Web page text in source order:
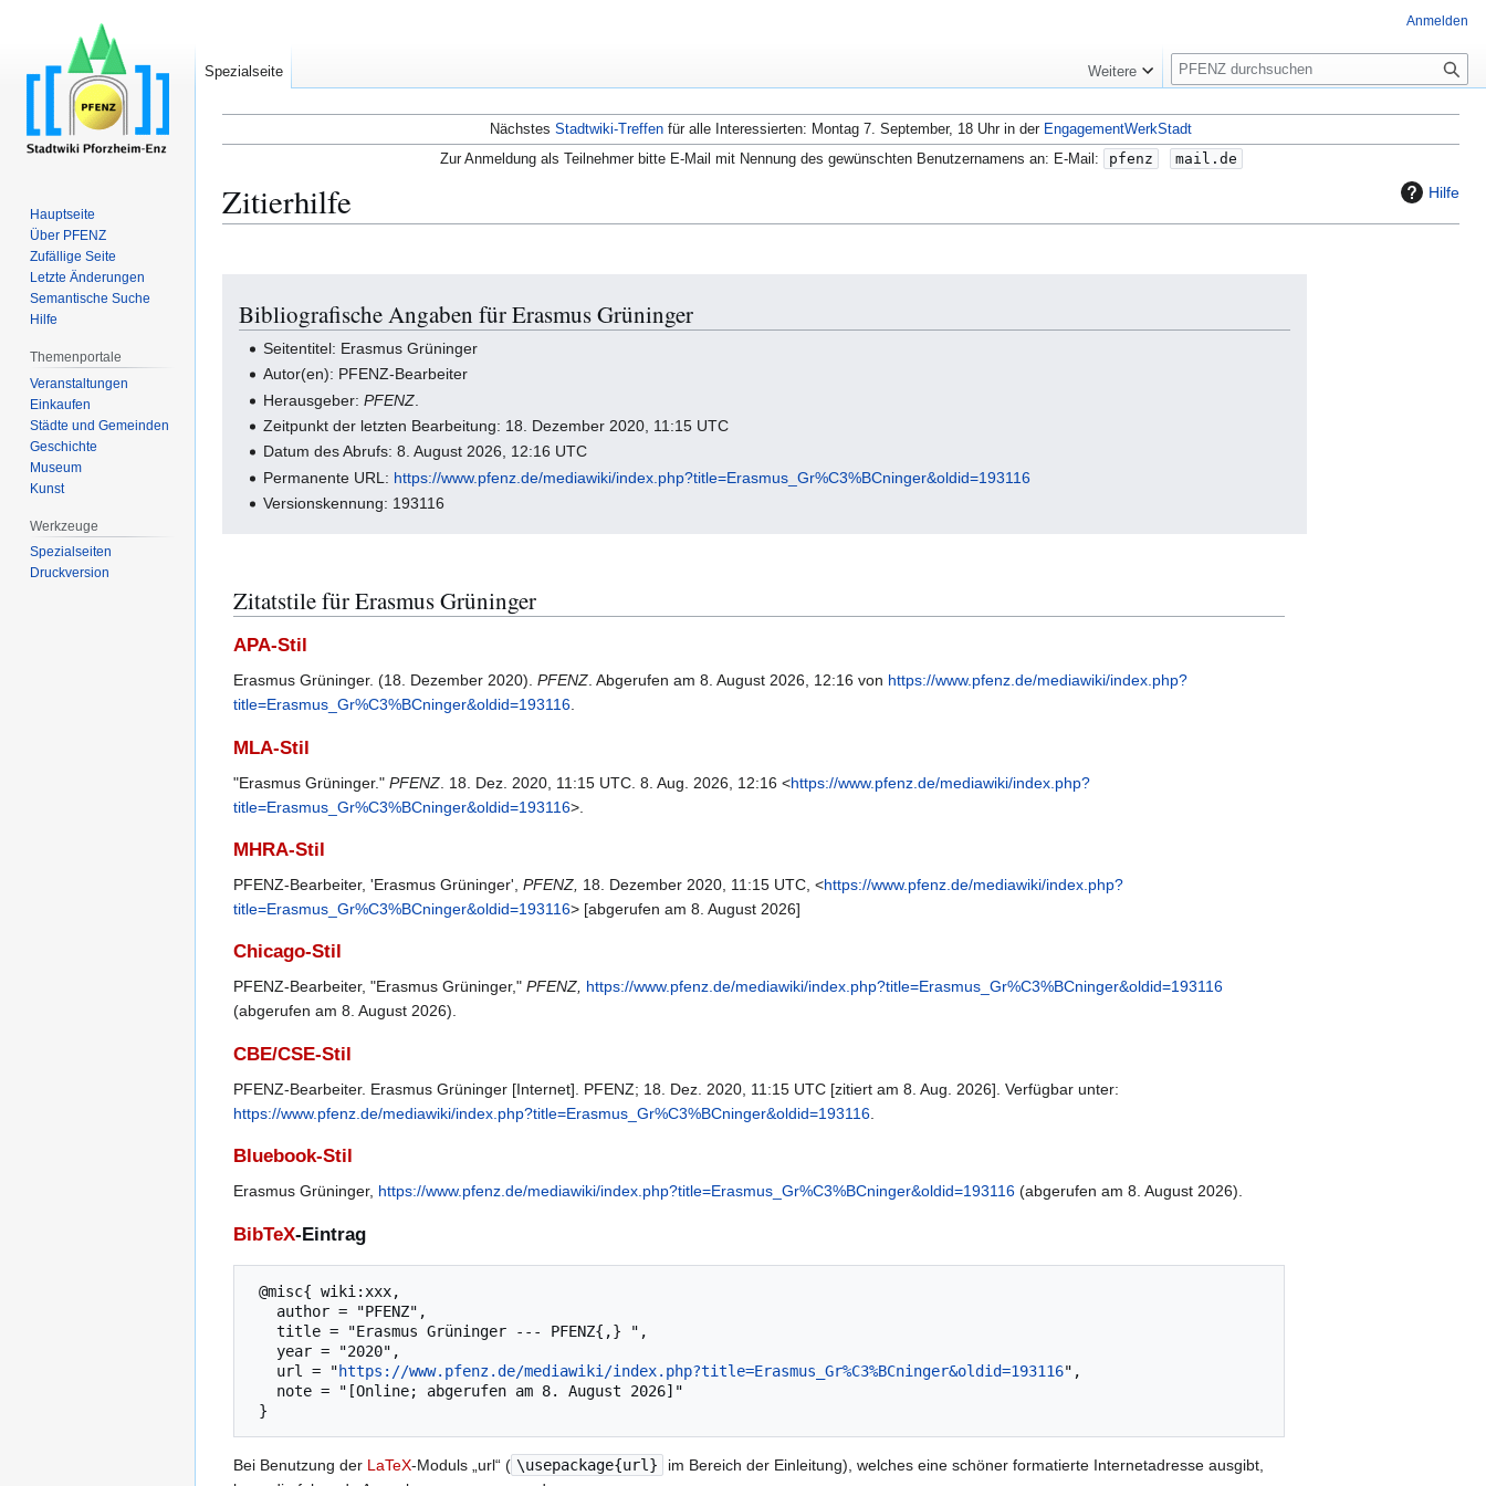
Nächstes Stadtwiki-Treffen für alle Interessierten: Montag 7. September, 18 Uhr in der EngagementWerkStadt
Zur Anmeldung als Teilnehmer bitte E-Mail mit Nennung des gewünschten Benutzernamens an: E-Mail:
pfenz mail.de
Hilfe
Zitierhilfe
Navigation
springen
Suche
springen
Bibliografische Angaben für Erasmus Grüninger
Seitentitel: Erasmus Grüninger
Autor(en): PFENZ-Bearbeiter
Herausgeber:PFENZ
Zeitpunkt der letzten Bearbeitung: 18. Dezember 2020, 11:15 UTC
Datum des Abrufs: 8. August 2026, 12:16 UTC
Permanente URL: https://www.pfenz.de/mediawiki/index.php?title=Erasmus_Gr%C3%BCninger&oldid=193116
Versionskennung: 193116
Zitatstile für Erasmus Grüninger
APA-Stil
Erasmus Grüninger. (18. Dezember 2020). PFENZ. Abgerufen am 8. August 2026, 12:16 von https://www.pfenz.de/mediawiki/index.php?
title=Erasmus_Gr%C3%BCninger&oldid=193116.
MLA-Stil
"Erasmus Grüninger." PFENZ . 18. Dez. 2020, 11:15 UTC. 8. Aug. 2026, 12:16 <https://www.pfenz.de/mediawiki/index.php?
title=Erasmus_Gr%C3%BCninger&oldid=193116>.
MHRA-Stil
PFENZ-Bearbeiter, 'Erasmus Grüninger', PFENZ, 18. Dezember 2020, 11:15 UTC, <https://www.pfenz.de/mediawiki/index.php?
title=Erasmus_Gr%C3%BCninger&oldid=193116> [abgerufen am 8. August 2026]
Chicago-Stil
PFENZ-Bearbeiter, "Erasmus Grüninger," PFENZ, https://www.pfenz.de/mediawiki/index.php?title=Erasmus_Gr%C3%BCninger&oldid=193116
(abgerufen am 8. August 2026).
CBE/CSE-Stil
PFENZ-Bearbeiter. Erasmus Grüninger [Internet]. PFENZ; 18. Dez. 2020, 11:15 UTC [zitiert am 8. Aug. 2026]. Verfügbar unter:
https://www.pfenz.de/mediawiki/index.php?title=Erasmus_Gr%C3%BCninger&oldid=193116
Bluebook-Stil
Erasmus Grüninger, https://www.pfenz.de/mediawiki/index.php?title=Erasmus_Gr%C3%BCninger&oldid=193116 (abgerufen am 8. August 2026).
BibTeX-Eintrag
   url = "
https://www.pfenz.de/mediawiki/index.php?title=Erasmus_Gr%C3%BCninger&oldid=193116",
Bei Benutzung der LaTeX-Moduls „url“ ( \usepackage{url}
im Bereich der Einleitung), welches eine schöner formatierte Internetadresse ausgibt,
Anmelden
Spezialseite Weitere
S
u
c
h
e
Hauptseite
Über PFENZ
Zufällige Seite
Letzte Änderungen
Semantische Suche
Hilfe
Themenportale
Veranstaltungen
Einkaufen
Städte und Gemeinden
Geschichte
Museum
Kunst
Werkzeuge
Spezialseiten
Druckversion